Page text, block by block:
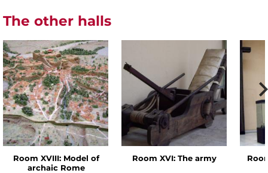
The other halls
Room XVIII: Model of
archaic Rome
Room XVI: The army